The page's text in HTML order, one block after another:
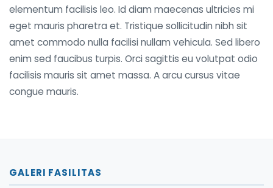
elementum facilisis leo. Id diam maecenas ultricies mi
eget mauris pharetra et. Tristique sollicitudin nibh sit
amet commodo nulla facilisi nullam vehicula. Sed libero
enim sed faucibus turpis. Orci sagittis eu volutpat odio
facilisis mauris sit amet massa. A arcu cursus vitae
congue mauris.
GALERI FASILITAS